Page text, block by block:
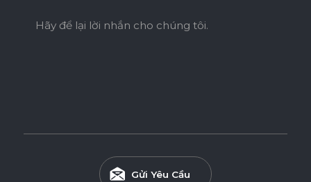
Hãy để lại lời nhắn cho chúng tôi.
Gửi Yêu Cầu